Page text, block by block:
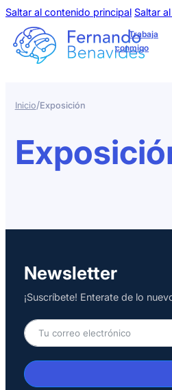
Saltar al contenido principal Saltar
Trabaja
conmigo
Inicio/Exposición
Newsletter
¡Suscríbete! Enterate de lo